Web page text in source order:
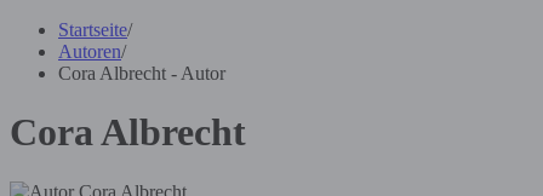
Startseite/
Autoren/
Cora Albrecht - Autor
Cora Albrecht